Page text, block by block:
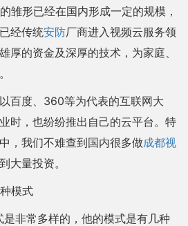
雏形已经在国内形成一定的规模，
经传统安防厂商进入视频云服务领
厚的资金及深厚的技术，为家庭、
百度、360等为代表的互联网大
时，也纷纷推出自己的云平台。特
，我们不难查到国内很多做成都视
大量投资。
模式
是非常多样的，他的模式是有几种